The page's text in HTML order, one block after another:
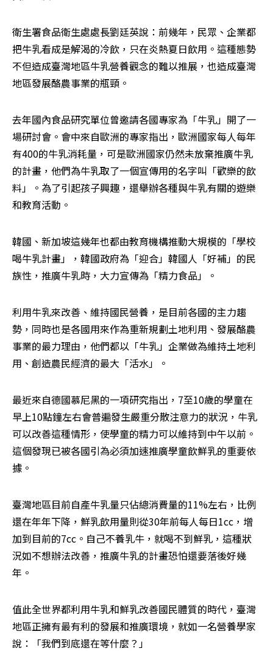
衛生署食品衛生處處長劉廷英說：前幾年，民眾、企業都
把牛乳看成是解渴的冷飲，只在炎熱夏日飲用。這種態勢
不但造成臺灣地區牛乳營養觀念的難以推展，也造成臺灣
地區發展酪農事業的瓶頸。
去年國內食品研究單位曾邀請各國專家為「牛乳」開了一
場研討會。會中來自歐洲的專家指出，歐洲國家每人每年
有400的牛乳消耗量，可是歐洲國家仍然未放棄推廣牛乳
的計畫，他們為牛乳取了一個宣傳用的名字叫「歡樂的飲
料」。為了引起孩子興趣，還舉辦各種與牛乳有關的遊樂
和教育活動。
韓國、新加坡這幾年也都由教育機構推動大規模的「學校
喝牛乳計畫」，韓國政府為「迎合」韓國人「好補」的民
族性，推廣牛乳時，大力宣傳為「精力食品」。
利用牛乳來改善、維持國民營養，是目前各國的主力趨
勢，同時也是各國用來作為重新規劃土地利用、發展酪農
事業的最力理由，他們都以「牛乳」企業做為維持土地利
用、創造農民經濟的最大「活水」。
最近來自德國慕尼黑的一項研究指出，7至10歲的學童在
早上10點鐘左右會普遍發生嚴重分散注意力的狀況，牛乳
可以改善這種情形，使學童的精力可以維持到中午以前。
這個發現已被各國引為必須加速推廣學童飲鮮乳的重要依
據。
臺灣地區目前自產牛乳量只佔總消費量的11%左右，比例
還在年年下降，鮮乳飲用量則從30年前每人每日1cc，增
加到目前的7cc。自己不養乳牛，就喝不到鮮乳，這種狀
況如不想辦法改善，推廣牛乳的計畫恐怕還要落後好幾
年。
值此全世界都利用牛乳和鮮乳改善國民體質的時代，臺灣
地區正擁有最有利的發展和推廣環境，就如一名營養學家
說：「我們到底還在等什麼？」